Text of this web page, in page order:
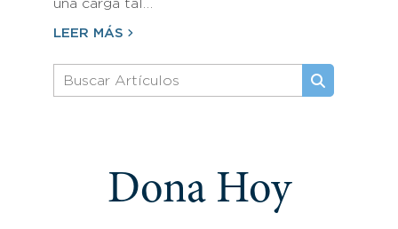
una carga tal…
LEER MÁS
Dona Hoy